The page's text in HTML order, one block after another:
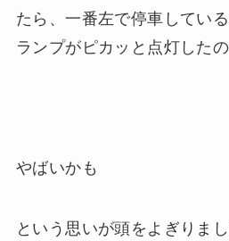
たら、一番左で停車してい
ランプがピカッと点灯した
やばいかも
という思いが頭をよぎりま